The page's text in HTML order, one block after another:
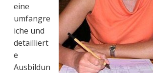
eine
umfangre
iche und
detailliert
e
Ausbildun